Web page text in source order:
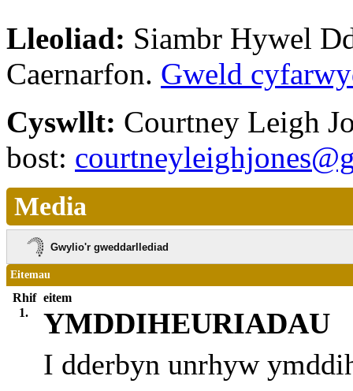
Lleoliad: Siambr Hywel
Caernarfon. Gweld
Cyswllt: Courtney Leigh
bost:
Media
Gwylio'r gweddarllediad
Eitemau
Rhif eitem
1.
YMDDIHEURIADAU
I dderbyn unrhyw